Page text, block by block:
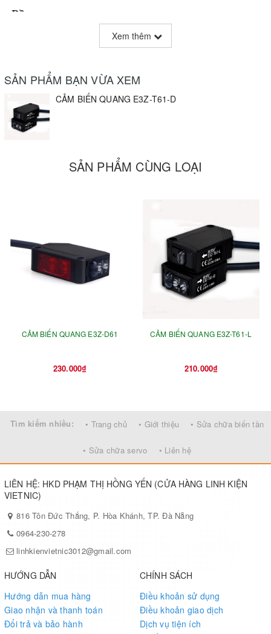
- Đầu ra : npn
Xem thêm
SẢN PHẨM BẠN VỪA XEM
CẢM BIẾN QUANG E3Z-T61-D
SẢN PHẨM CÙNG LOẠI
CẢM BIẾN QUANG E3Z-D61
230.000₫
CẢM BIẾN QUANG E3Z-T61-L
210.000₫
Tìm kiếm nhiều: • Trang chủ • Giới thiệu • Sửa chữa biến tần
• Sửa chữa servo • Liên hệ
LIÊN HỆ: HKD PHẠM THỊ HỒNG YẾN (CỬA HÀNG LINH KIỆN
VIETNIC)
816 Tôn Đức Thắng, P. Hòa Khánh, TP. Đà Nẵng
0964-230-278
linhkienvietnic3012@gmail.com
HƯỚNG DẪN
Hướng dẫn mua hàng
Giao nhận và thanh toán
Đổi trả và bảo hành
CHÍNH SÁCH
Điều khoản sử dụng
Điều khoản giao dịch
Dịch vụ tiện ích